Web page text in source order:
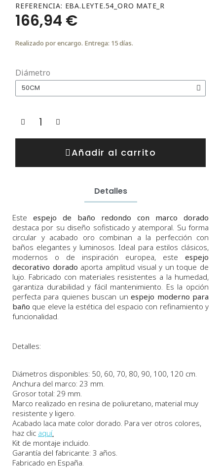
REFERENCIA EBA.LEYTE.54_ORO MATE_R
166,94 €
Realizado por encargo. Entrega: 15 días.
Diámetro
Añadir al carrito
Detalles
Este espejo de baño redondo con marco dorado
destaca por su diseño sofisticado y atemporal. Su forma
circular y acabado oro combinan a la perfección con
baños elegantes y luminosos. Ideal para estilos clásicos,
modernos o de inspiración europea, este espejo
decorativo dorado aporta amplitud visual y un toque de
lujo. Fabricado con materiales resistentes a la humedad,
garantiza durabilidad y fácil mantenimiento. Es la opción
perfecta para quienes buscan unespejo moderno para
baño que eleve la estética del espacio con refinamiento y
funcionalidad.
Detalles:
Diámetros disponibles: 50, 60, 70, 80, 90, 100, 120 cm.
Anchura del marco: 23 mm.
Grosor total: 29 mm.
Marco realizado en resina de poliuretano, material muy
resistente y ligero.
Acabado laca mate color dorado. Para ver otros colores,
haz clic aquí.
Kit de montaje incluido.
Garantía del fabricante: 3 años.
Fabricado en España.